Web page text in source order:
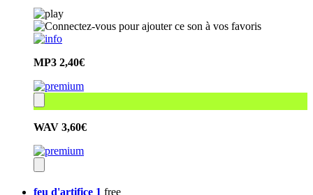
MP3 2,40€
WAV 3,60€
feu d'artifice 1 free